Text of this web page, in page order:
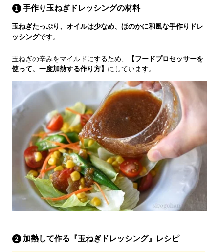
手作り玉ねぎドレッシングの材料
玉ねぎたっぷり、オイルは少なめ、ほのかに和風な手作りドレ
ッシングです。
玉ねぎの辛みをマイルドにするため、
【フードプロセッサーを
使って、一度加熱する作り方】 にしています。
加熱して作る『玉ねぎドレッシング』レシピ